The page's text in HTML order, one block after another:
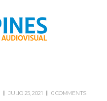
JULIO 25, 2021 0 COMMENTS